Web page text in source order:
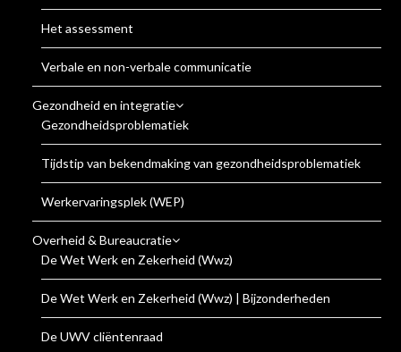
Het assessment
Verbale en non-verbale communicatie
Gezondheid en integratie
Gezondheidsproblematiek
Tijdstip van bekendmaking van gezondheidsproblematiek
Werkervaringsplek (WEP)
Overheid & Bureaucratie
De Wet Werk en Zekerheid (Wwz)
De Wet Werk en Zekerheid (Wwz) | Bijzonderheden
De UWV cliëntenraad